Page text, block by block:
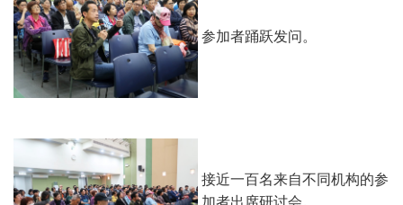
参加者踊跃发问。
接近一百名来自不同机构的参